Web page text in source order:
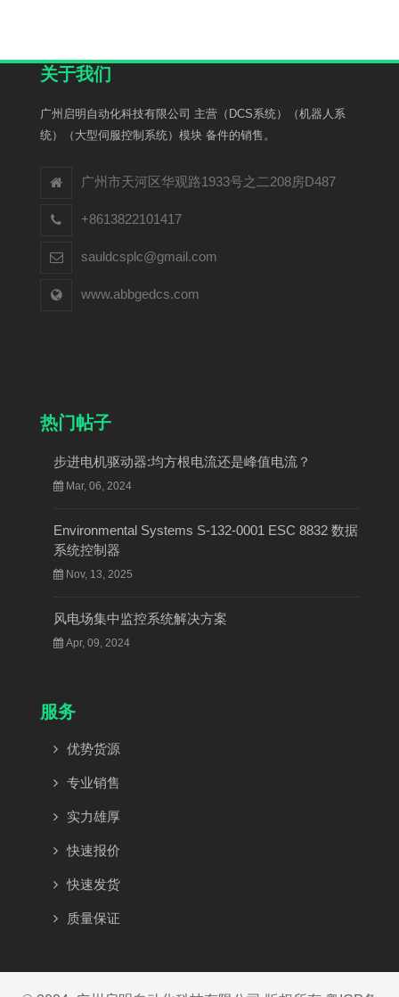
关于我们
广州启明自动化科技有限公司 主营（DCS系统）（机器人系
统）（大型伺服控制系统）模块 备件的销售。
广州市天河区华观路1933号之二208房D487
+8613822101417
sauldcsplc@gmail.com
www.abbgedcs.com
热门帖子
步进电机驱动器:均方根电流还是峰值电流？
Mar, 06, 2024
Environmental Systems S-132-0001 ESC 8832 数据
系统控制器
Nov, 13, 2025
风电场集中监控系统解决方案
Apr, 09, 2024
服务
优势货源
专业销售
实力雄厚
快速报价
快速发货
质量保证